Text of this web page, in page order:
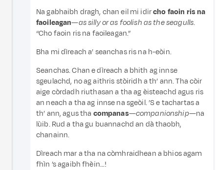
Na gabhaibh dragh, chan eil mi idircho faoin ris na
faoileagan—as silly or as foolish as the seagulls.
“Cho faoin ris na faoileagan.”
Bha mi dìreach a’ seanchas ris na h-eòin.
Seanchas. Chan e dìreach a bhith ag innse
sgeulachd, no ag aithris stòiridh a th’ ann. Tha còir
aige còrdadh riuthasan a tha ag èisteachd agus ris
an neach a tha ag innse na sgeòil. ’S e tachartas a
th’ ann, agus tha companas—companionship—na
lùib. Rud a tha gu buannachd an dà thaobh,
chanainn.
Dìreach mar a tha na còmhraidhean a bhios agam
fhìn ’s agaibh fhèin…!